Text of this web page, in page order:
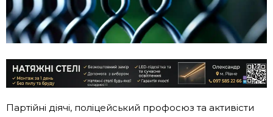
Партійні діячі, поліцейський профосюз та активісти